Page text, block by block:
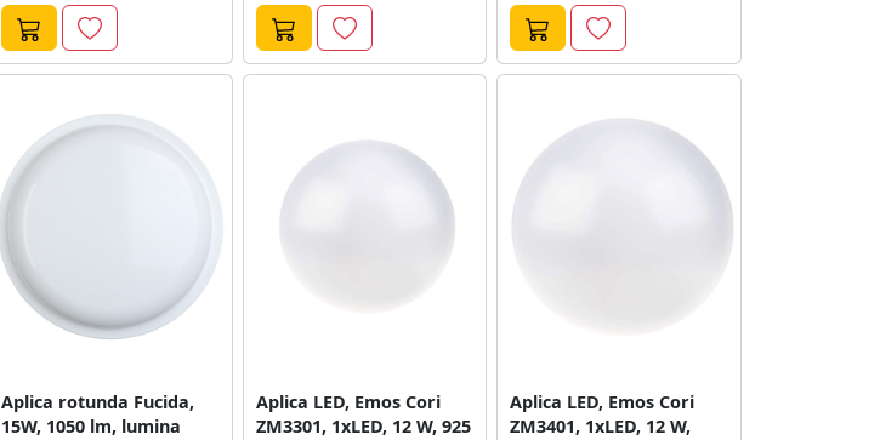
Aplica rotunda Fucida,
15W, 1050 lm, lumina
Aplica LED, Emos Cori
ZM3301, 1xLED, 12 W, 925
Aplica LED, Emos Cori
ZM3401, 1xLED, 12 W,